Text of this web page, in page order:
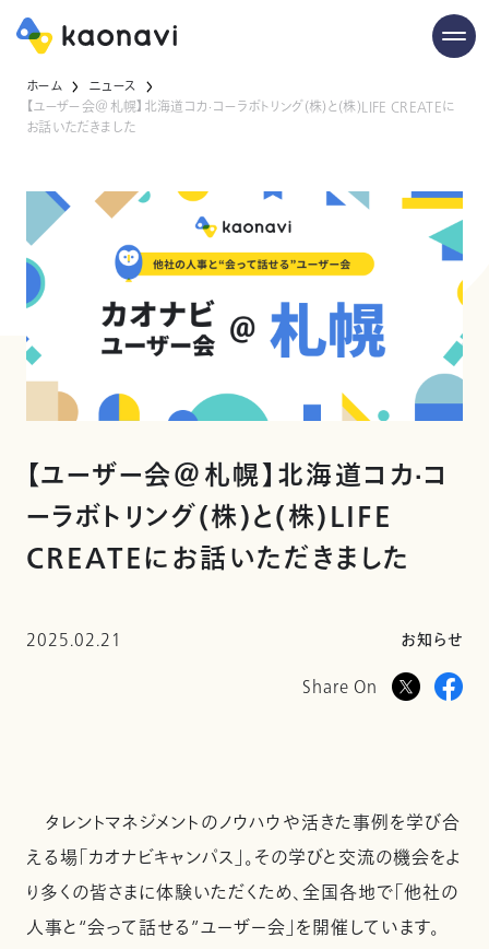
ホーム
ニュース
【ユーザー会＠札幌】北海道コカ·コーラボトリング(株)と(株)LIFE CREATEに
お話いただきました
【ユーザー会＠札幌】北海道コカ·コ
ーラボトリング(株)と(株)LIFE
CREATEにお話いただきました
2025.02.21 お知らせ
Share On
タレントマネジメントのノウハウや活きた事例を学び合
える場「カオナビキャンパス」。その学びと交流の機会をよ
り多くの皆さまに体験いただくため、全国各地で「他社の
人事と“会って話せる”ユーザー会」を開催しています。